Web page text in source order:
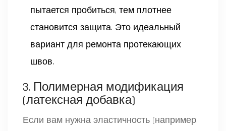
пытается пробиться, тем плотнее
становится защита. Это идеальный
вариант для ремонта протекающих
швов.
3. Полимерная модификация
(латексная добавка)
Если вам нужна эластичность (например,